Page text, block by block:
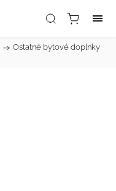
/
Ostatné bytové doplnky